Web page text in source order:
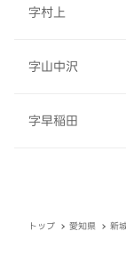
字村上
字山中沢
字早稲田
トップ 愛知県 新